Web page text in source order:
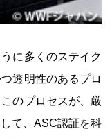
に多くのステイク
透明性のあるプロ
のプロセスが、厳
て、ASC認証を科